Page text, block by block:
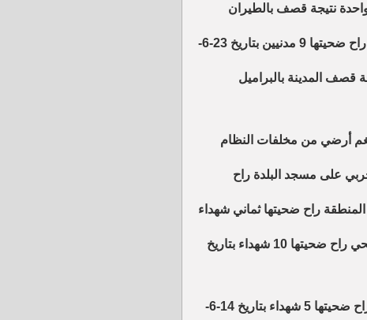
ضحيتها 6 مدنيين من عائلة واحدة نتيجة قصف بالطيران
8- مجزرة في مدينة تدمر بريف حمص نتيجة قصف مدرسة أذينة الابتدائية راح ضحيتها 9 مدنيين بتاريخ 23-6-
حمص الشرقي راح ضحيتها 30 شهيداً نتيجة قصف المدينة بالبراميل
5 شهداء جراء انفجار لغم أرضي من مخلفات النظام
على مسجد البلدة راح
راح ضحيتها ثماني شهداء
4- مجزرة في بلدة نصيب بريف درعا نتيجة القصف بحاوية متفجرة على الحي راح ضحيتها 10 شهداء بتاريخ
1- مجزرة في بلدة مضايا بريف دمشق نتيجة القصف بالبراميل المتفجرة راح ضحيتها 5 شهداء بتاريخ 14-6-